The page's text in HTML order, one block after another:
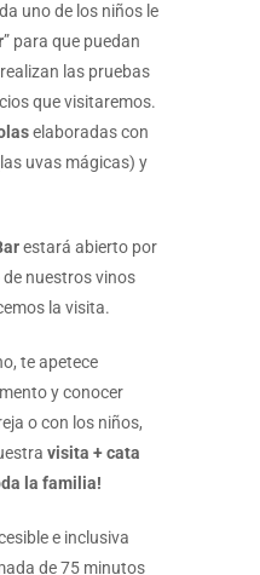
uno de los niños le
” para que puedan
las pruebas
que visitaremos.
elaboradas con
uvas mágicas) y
estará abierto por
nuestros vinos
la visita.
te apetece
y conocer
o con los niños,
visita + cata
la familia!
e inclusiva
de 75 minutos